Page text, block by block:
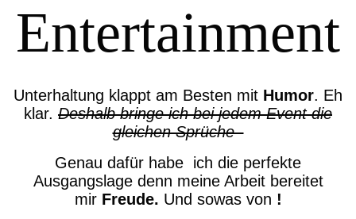
Entertainment
Unterhaltung klappt am Besten mit Humor. Eh
klar. Deshalb bringe ich bei jedem Event die
gleichen Sprüche
Genau dafür habe ich die perfekte
Ausgangslage denn meine Arbeit bereitet
mir Freude. Und sowas von !